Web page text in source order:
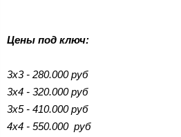
Цены под ключ:
3х3 - 280.000 руб
3х4 - 320.000 руб
3х5 - 410.000 руб
4х4 - 550.000 руб